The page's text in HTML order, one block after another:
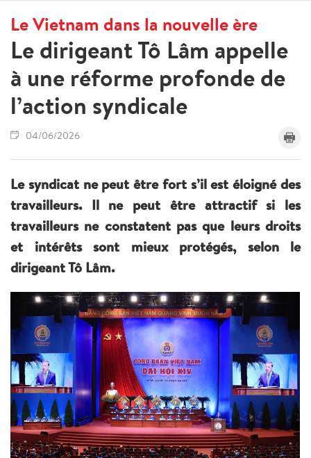
Le Vietnam dans la nouvelle ère
Le dirigeant Tô Lâm appelle
à une réforme profonde de
l’action syndicale
04/06/2026
Le syndicat ne peut être fort s’il est éloigné des
travailleurs. Il ne peut être attractif si les
travailleurs ne constatent pas que leurs droits
et intérêts sont mieux protégés, selon le
dirigeant Tô Lâm.